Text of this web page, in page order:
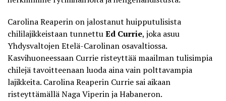
Carolina Reaperin on jalostanut huipputulisista
chililajikkeistaan tunnettuEd Currie, joka asuu
Yhdysvaltojen Etelä-Carolinan osavaltiossa.
Kasvihuoneessaan Currie risteyttää maailman tulisimpia
chilejä tavoitteenaan luoda aina vain polttavampia
lajikkeita. Carolina Reaperin Currie sai aikaan
risteyttämällä Naga Viperin ja Habaneron.